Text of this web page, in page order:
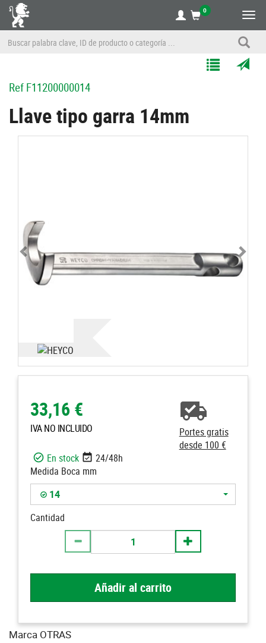
0
un
RefF11200000014
Llave tipo garra 14mm
33,16 €
IVA NO INCLUIDO
Portes gratis
desde 100 €
En stock
24/48h
Medida Boca mm
14
Cantidad
Añadir al carrito
Marca OTRAS